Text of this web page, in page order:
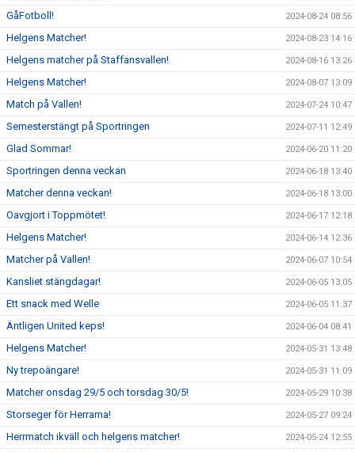
GåFotboll! 2024-08-24 08:56
Helgens Matcher! 2024-08-23 14:16
Helgens matcher på Staffansvallen! 2024-08-16 13:26
Helgens Matcher! 2024-08-07 13:09
Match på Vallen! 2024-07-24 10:47
Semesterstängt på Sportringen 2024-07-11 12:49
Glad Sommar! 2024-06-20 11:20
Sportringen denna veckan 2024-06-18 13:40
Matcher denna veckan! 2024-06-18 13:00
Oavgjort i Toppmötet! 2024-06-17 12:18
Helgens Matcher! 2024-06-14 12:36
Matcher på Vallen! 2024-06-07 10:54
Kansliet stängdagar! 2024-06-05 13:05
Ett snack med Welle 2024-06-05 11:37
Äntligen United keps! 2024-06-04 08:41
Helgens Matcher! 2024-05-31 13:48
Ny trepoängare! 2024-05-31 11:09
Matcher onsdag 29/5 och torsdag 30/5! 2024-05-29 10:38
Storseger för Herrarna! 2024-05-27 09:24
Herrmatch ikväll och helgens matcher! 2024-05-24 12:55